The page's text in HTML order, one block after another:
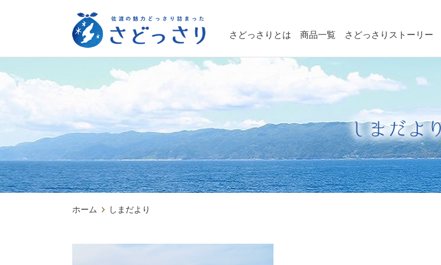
さどっさりとは 商品一覧 さどっさりストーリー
ホーム しまだより